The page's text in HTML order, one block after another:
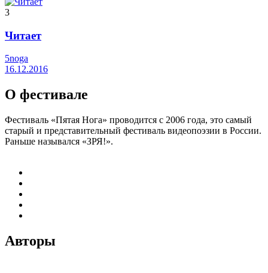
3
Читает
5noga
16.12.2016
О фестивале
Фестиваль «Пятая Нога» проводится с 2006 года, это самый
старый и представительный фестиваль видеопоэзии в России.
Раньше назывался «ЗРЯ!».
Авторы